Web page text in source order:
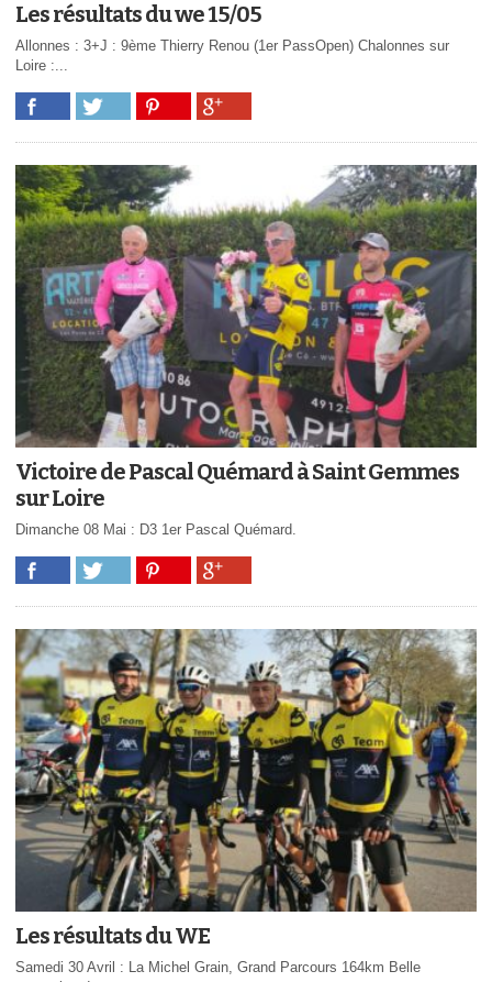
Les résultats du we 15/05
Allonnes : 3+J : 9ème Thierry Renou (1er PassOpen) Chalonnes sur
Loire :...
Victoire de Pascal Quémard à Saint Gemmes
sur Loire
Dimanche 08 Mai : D3 1er Pascal Quémard.
Les résultats du WE
Samedi 30 Avril : La Michel Grain, Grand Parcours 164km Belle